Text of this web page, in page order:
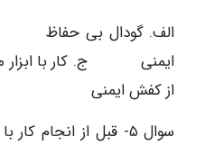
الف. گودال بی حفاظ
ایمنی ج. کار با
از کفش ایمنی
سوال ۵- قبل از انجام